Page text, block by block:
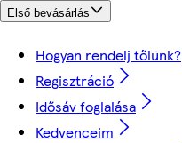
Első bevásárlás
Hogyan rendelj tőlünk?
Regisztráció
Idősáv foglalása
Kedvenceim